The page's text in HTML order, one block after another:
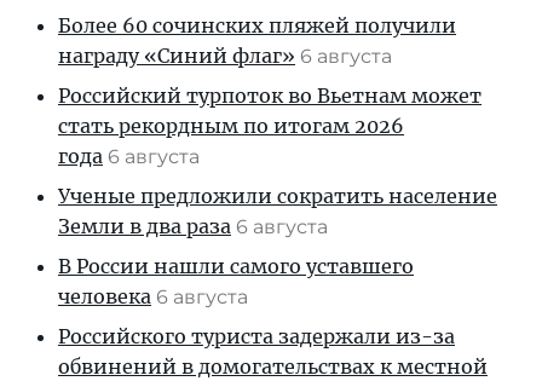
Более 60 сочинских пляжей получили
награду «Синий флаг» 6 августа
Российский турпоток во Вьетнам может
стать рекордным по итогам 2026
года 6 августа
Ученые предложили сократить население
Земли в два раза 6 августа
В России нашли самого уставшего
человека 6 августа
Российского туриста задержали из-за
обвинений в домогательствах к местной